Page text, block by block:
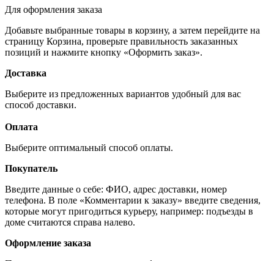
Для оформления заказа
Добавьте выбранные товары в корзину, а затем перейдите на
страницу Корзина, проверьте правильность заказанных
позиций и нажмите кнопку «Оформить заказ».
Доставка
Выберите из предложенных вариантов удобный для вас
способ доставки.
Оплата
Выберите оптимальный способ оплаты.
Покупатель
Введите данные о себе: ФИО, адрес доставки, номер
телефона. В поле «Комментарии к заказу» введите сведения,
которые могут пригодиться курьеру, например: подъезды в
доме считаются справа налево.
Оформление заказа